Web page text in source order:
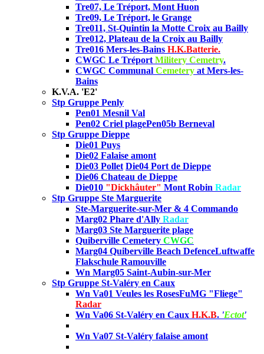
Tre07, Le Tréport, Mont Huon
Tre09, Le Tréport, le Grange
Tre011, St-Quintin la Motte Croix au Bailly
Tre012, Plateau de la Croix au Bailly
Tre016 Mers-les-Bains H.K.Batterie.
CWGC Le Tréport Militery Cemetry.
CWGC Communal Cemetery at Mers-les-
Bains
K.V.A. 'E2'
Stp Gruppe Penly
Pen01 Mesnil Val
Pen02 Criel plagePen05b Berneval
Stp Gruppe Dieppe
Die01 Puys
Die02 Falaise amont
Die03 Pollet Die04 Port de Dieppe
Die06 Chateau de Dieppe
Die010 "Dickhâuter" Mont Robin Radar
Stp Gruppe Ste Marguerite
Ste-Marguerite-sur-Mer & 4 Commando
Marg02 Phare d'Ally Radar
Marg03 Ste Marguerite plage
Quiberville Cemetery CWGC
Marg04 Quiberville Beach DefenceLuftwaffe
Flakschule Ramouville
Wn Marg05 Saint-Aubin-sur-Mer
Stp Gruppe St-Valéry en Caux
Wn Va01 Veules les RosesFuMG "Fliege"
Radar
Wn Va06 St-Valéry en Caux H.K.B. 'Ectot'
Wn Va07 St-Valéry falaise amont